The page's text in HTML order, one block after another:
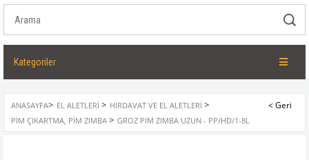
Kategoriler
ANASAYFA> EL ALETLERI > HIRDAVAT VE EL ALETLERI >
PIM ÇIKARTMA, PIM ZIMBA > GROZ PIM ZIMBA UZUN - PP/HD/1-8L